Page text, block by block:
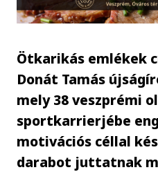
Ötkarikás emlékek
Donát Tamás
mely 38 veszprémi
sportkarrierjébe
motivációs céllal
darabot juttatnak